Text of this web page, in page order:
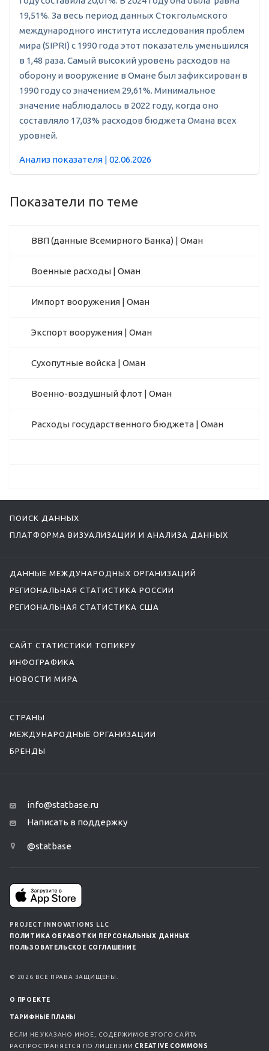
19,51%. За весь период данных Стокгольмского
международного института исследования проблем
мира (SIPRI) с 1990 года этот показатель уменьшился
в 1,48 раза. Самый высокий уровень расходов на
оборону и вооружение в Омане был зафиксирован в
1990 году со значением 29,61%. Минимальное
значение наблюдалось в 2022 году, когда оно
составляло 17,03% расходов бюджета Омана всех
уровней.
Анализ показателя | 02.06.2026
Показатели по теме
ВВП (данные Всемирного Банка) | Оман
Военные расходы | Оман
Импорт вооружения | Оман
Экспорт вооружения | Оман
Сухопутные войска | Оман
Военно-воздушный флот | Оман
Расходы государственного бюджета | Оман
ПОИСК ДАННЫХ
ПЛАТФОРМА ВИЗУАЛИЗАЦИИ И АНАЛИЗА ДАННЫХ
ДАННЫЕ МЕЖДУНАРОДНЫХ ОРГАНИЗАЦИЙ
РЕГИОНАЛЬНАЯ СТАТИСТИКА РОССИИ
РЕГИОНАЛЬНАЯ СТАТИСТИКА США
САЙТ СТАТИСТИКИ ТОПИКРУ
ИНФОГРАФИКА
НОВОСТИ МИРА
СТРАНЫ
МЕЖДУНАРОДНЫЕ ОРГАНИЗАЦИИ
БРЕНДЫ
info@statbase.ru
Написать в поддержку
@statbase
PROJECT INNOVATIONS LLC
ПОЛИТИКА ОБРАБОТКИ ПЕРСОНАЛЬНЫХ ДАННЫХ
ПОЛЬЗОВАТЕЛЬСКОЕ СОГЛАШЕНИЕ
© 2026 ВСЕ ПРАВА ЗАЩИЩЕНЫ.
О ПРОЕКТЕ
ТАРИФНЫЕ ПЛАНЫ
ЕСЛИ НЕ УКАЗАНО ИНОЕ, СОДЕРЖИМОЕ ЭТОГО САЙТА
РАСПРОСТРАНЯЕТСЯ ПО ЛИЦЕНЗИИ CREATIVE COMMONS